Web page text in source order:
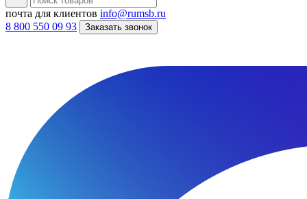
почта для клиентов info@rumsb.ru
8 800 550 09 93
Заказать звонок